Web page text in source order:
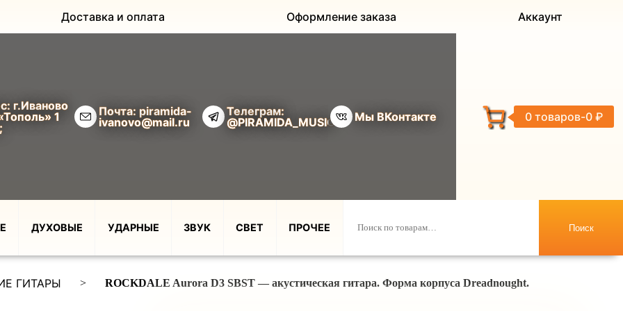
Доставка и оплата Оформление заказа Аккаунт
г.Иваново
1
Почта: piramida-
ivanovo@mail.ru
Телеграм:
@PIRAMIDA_MUSIC
Мы ВКонтакте 0 товаров 0 ₽
ДУХОВЫЕ УДАРНЫЕ ЗВУК СВЕТ ПРОЧЕЕ Поиск
ГИТАРЫ > ROCKDALE Aurora D3 SBST — акустическая гитара. Форма корпуса Dreadnought.